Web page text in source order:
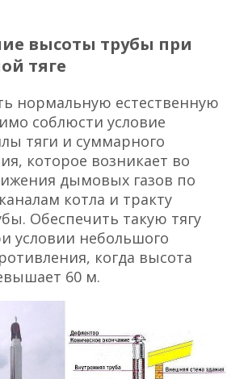
высоты трубы при
тяге
нормальную естественную
соблюсти условие
тяги и суммарного
которое возникает во
дымовых газов по
котла и тракту
Обеспечить такую тягу
условии небольшого
когда высота
60 м.